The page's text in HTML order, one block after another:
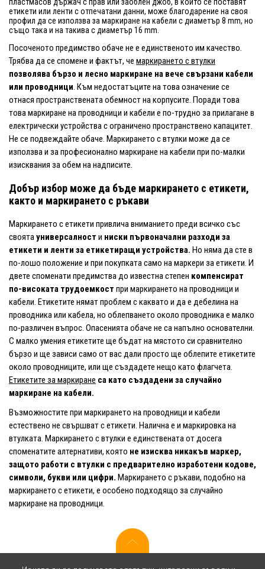
пластмасов държач с прав или заоблен джоб, в който се поставят
етикети или ленти с отпечатани данни, може благодарение на своя
профил да се използва за маркиране на кабели с диаметър 8 mm, но
също така и на такива с диаметър 16 mm.
Посоченото предимство обаче не е единственото им качество.
Трябва да се спомене и фактът, че маркирането с втулки
позволява бързо и лесно маркиране на вече свързани кабели
или проводници. Към недостатъците на това означение се
отнася пространствената обемност на корпусите. Поради това
това маркиране на проводници и кабели е по-трудно за прилагане в
електрически устройства с ограничено пространствено капацитет.
Не се подвеждайте обаче. Маркирането с втулки може да се
използва и за професионално маркиране на кабели при по-малки
изисквания за обем на надписите.
Добър избор може да бъде маркирането с етикети,
както и маркирането с ръкави
Маркирането с етикети привлича вниманието преди всичко със
своятауниверсалност и ниски първоначални разходи за
етикети и ленти за етикетиращи устройства. Но няма да сте в
по-лошо положение и при покупката само на маркери за етикети. И
двете споменати предимства до известна степен компенсират
по-високата трудоемкост при маркирането на проводници и
кабели. Етикетите нямат проблем с каквато и да е дебелина на
проводника или кабела, но облепването около проводника е малко
по-различен въпрос. Опасенията обаче не са напълно основателни.
С малко умения етикетите ще бъдат на мястото си сравнително
бързо и ще зависи само от вас дали просто ще облепите етикетите
около проводниците, или ще създадете нещо като флагчета.
Етикетите за маркиране са като създадени за случайно
маркиране на кабели.
Възможностите при маркирането на проводници и кабели
естествено не свършват с етикети. Налична е и маркировка на
втулката. Маркирането с втулки е единствената от досега
споменатите алтернативи, която не изисква никакъв маркер,
защото работи с втулки с предварително изработени кодове,
символи, букви или цифри. Маркирането с ръкави, подобно на
маркирането с етикети, е особено подходящо за случайно
маркиране на проводници.